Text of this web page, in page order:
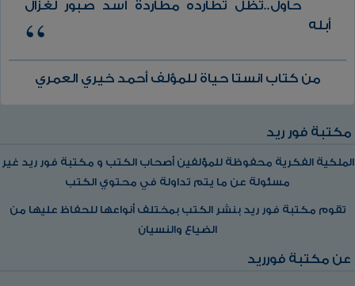
حاول..تظل تطارده مطاردة أسد صبور لغزال
أبله
من كتاب انستا حياة للمؤلف أحمد خيري العمري
مكتبة فور ريد
الملكية الفكرية محفوظة للمؤلفين أصحاب الكتب و مكتبة فور ريد غير
مسئولة عن ما يتم تداولة في محتوي الكتب
تقوم مكتبة فور ريد بنشر الكتب بمختلف أنواعها للحفاظ عليها من
الضياع والنسيان
عن مكتبة فورريد